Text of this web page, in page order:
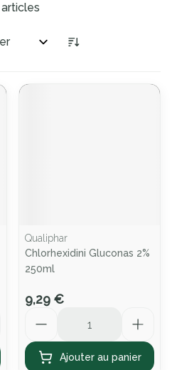
articles
Qualiphar
Chlorhexidini Gluconas 2%
250ml
9,29 €
Ajouter au panier